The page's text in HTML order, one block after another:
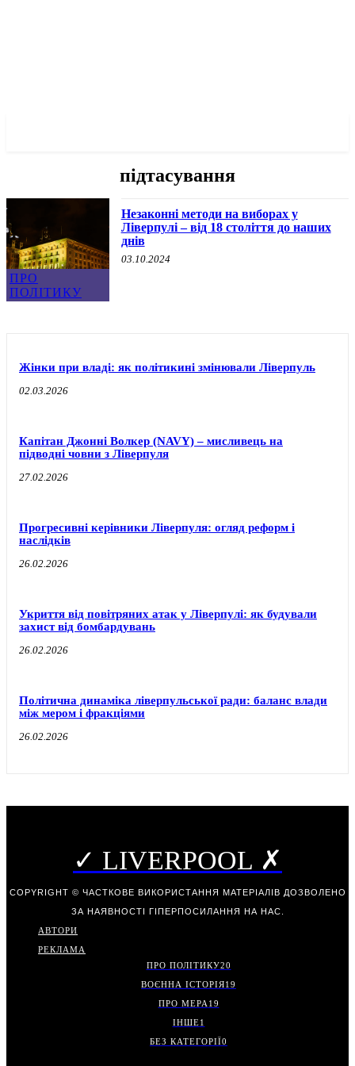
підтасування
ПРО
ПОЛІТИКУ
Незаконні методи на виборах у
Ліверпулі – від 18 століття до наших
днів
03.10.2024
Жінки при владі: як політикині змінювали Ліверпуль
02.03.2026
Капітан Джонні Волкер (NAVY) – мисливець на
підводні човни з Ліверпуля
27.02.2026
Прогресивні керівники Ліверпуля: огляд реформ і
наслідків
26.02.2026
Укриття від повітряних атак у Ліверпулі: як будували
захист від бомбардувань
26.02.2026
Політична динаміка ліверпульської ради: баланс влади
між мером і фракціями
26.02.2026
✓ LIVERPOOL ✗
COPYRIGHT © ЧАСТКОВЕ ВИКОРИСТАННЯ МАТЕРІАЛІВ ДОЗВОЛЕНО
ЗА НАЯВНОСТІ ГІПЕРПОСИЛАННЯ НА НАС.
АВТОРИ
РЕКЛАМА
ПРО ПОЛІТИКУ20
ВОЄННА ІСТОРІЯ19
ПРО МЕРА 19
ІНШЕ1
БЕЗ КАТЕГОРІЇ0